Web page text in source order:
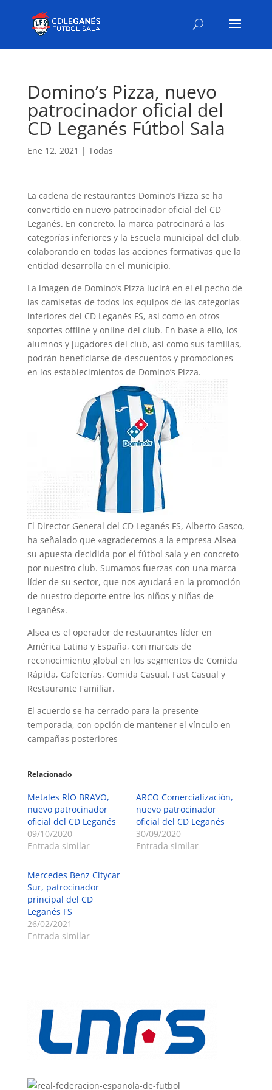
Domino’s Pizza, nuevo
patrocinador oficial del
CD Leganés Fútbol Sala
Ene 12, 2021 | Todas
La cadena de restaurantes Domino’s Pizza se ha
convertido en nuevo patrocinador oficial del CD
Leganés. En concreto, la marca patrocinará a las
categorías inferiores y la Escuela municipal del club,
colaborando en todas las acciones formativas que la
entidad desarrolla en el municipio.
La imagen de Domino’s Pizza lucirá en el el pecho de
las camisetas de todos los equipos de las categorías
inferiores del CD Leganés FS, así como en otros
soportes offline y online del club. En base a ello, los
alumnos y jugadores del club, así como sus familias,
podrán beneficiarse de descuentos y promociones
en los establecimientos de Domino’s Pizza.
El Director General del CD Leganés FS, Alberto Gasco,
ha señalado que «agradecemos a la empresa Alsea
su apuesta decidida por el fútbol sala y en concreto
por nuestro club. Sumamos fuerzas con una marca
líder de su sector, que nos ayudará en la promoción
de nuestro deporte entre los niños y niñas de
Leganés».
Alsea es el operador de restaurantes líder en
América Latina y España, con marcas de
reconocimiento global en los segmentos de Comida
Rápida, Cafeterías, Comida Casual, Fast Casual y
Restaurante Familiar.
El acuerdo se ha cerrado para la presente
temporada, con opción de mantener el vínculo en
campañas posteriores
Relacionado
Metales RÍO BRAVO,
nuevo patrocinador
oficial del CD Leganés
09/10/2020
Entrada similar
ARCO Comercialización,
nuevo patrocinador
oficial del CD Leganés
30/09/2020
Entrada similar
Mercedes Benz Citycar
Sur, patrocinador
principal del CD
Leganés FS
26/02/2021
Entrada similar